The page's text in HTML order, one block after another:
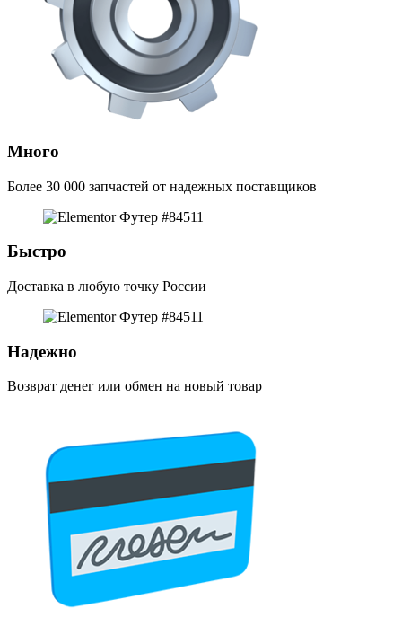
Много
Более 30 000 запчастей от надежных поставщиков
Быстро
Доставка в любую точку России
Надежно
Возврат денег или обмен на новый товар